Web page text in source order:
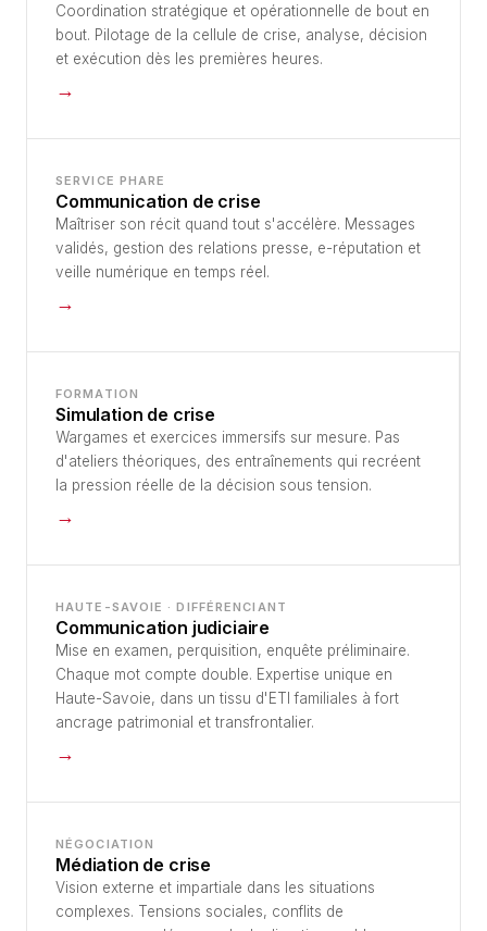
Coordination stratégique et opérationnelle de bout en
bout. Pilotage de la cellule de crise, analyse, décision
et exécution dès les premières heures.
→
SERVICE PHARE
Communication de crise
Maîtriser son récit quand tout s'accélère. Messages
validés, gestion des relations presse, e-réputation et
veille numérique en temps réel.
→
FORMATION
Simulation de crise
Wargames et exercices immersifs sur mesure. Pas
d'ateliers théoriques, des entraînements qui recréent
la pression réelle de la décision sous tension.
→
HAUTE-SAVOIE · DIFFÉRENCIANT
Communication judiciaire
Mise en examen, perquisition, enquête préliminaire.
Chaque mot compte double. Expertise unique en
Haute-Savoie, dans un tissu d'ETI familiales à fort
ancrage patrimonial et transfrontalier.
→
NÉGOCIATION
Médiation de crise
Vision externe et impartiale dans les situations
complexes. Tensions sociales, conflits de